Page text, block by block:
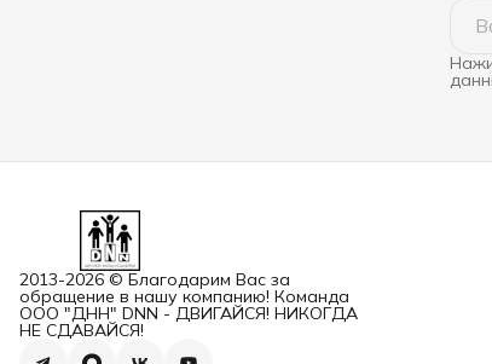
2013-2026 © Благодарим Вас за
обращение в нашу компанию! Команда
ООО "ДНН" DNN - ДВИГАЙСЯ! НИКОГДА
НЕ СДАВАЙСЯ!